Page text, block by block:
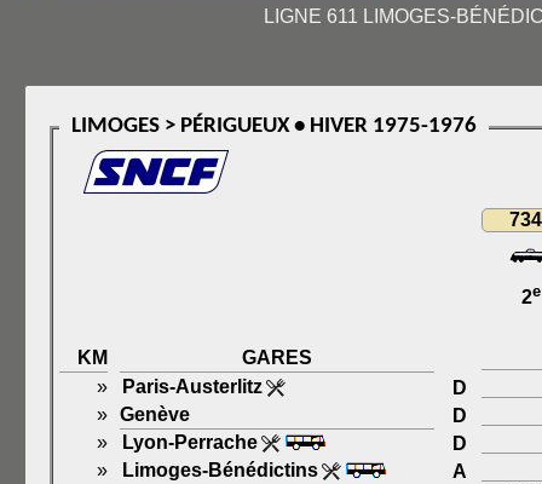
LIGNE 611 LIMOGES-
LIMOGES > PÉRIGUEUX • HIVER 1975-1976
2e
KM
GARES
»
Paris-Austerlitz
D
» Genève
D
»
Lyon-Perrache
D
»
Limoges-Bénédictins
A